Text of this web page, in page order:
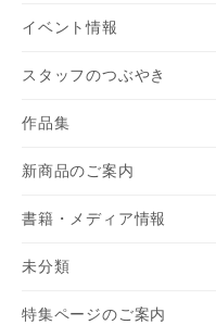
イベント情報
スタッフのつぶやき
作品集
新商品のご案内
書籍・メディア情報
未分類
特集ページのご案内